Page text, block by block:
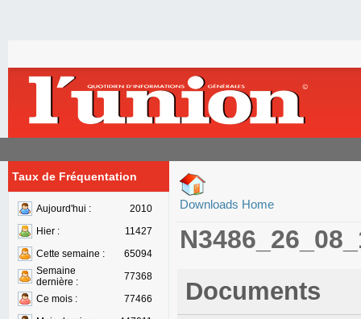
Taux de Fréquentation
Aujourd'hui :
2010
Hier :
11427
Cette semaine :
65094
Semaine
dernière :
77368
Ce mois :
77466
Downloads Home
Documents